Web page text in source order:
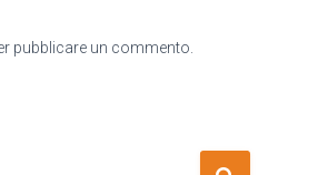
pubblicare un commento.